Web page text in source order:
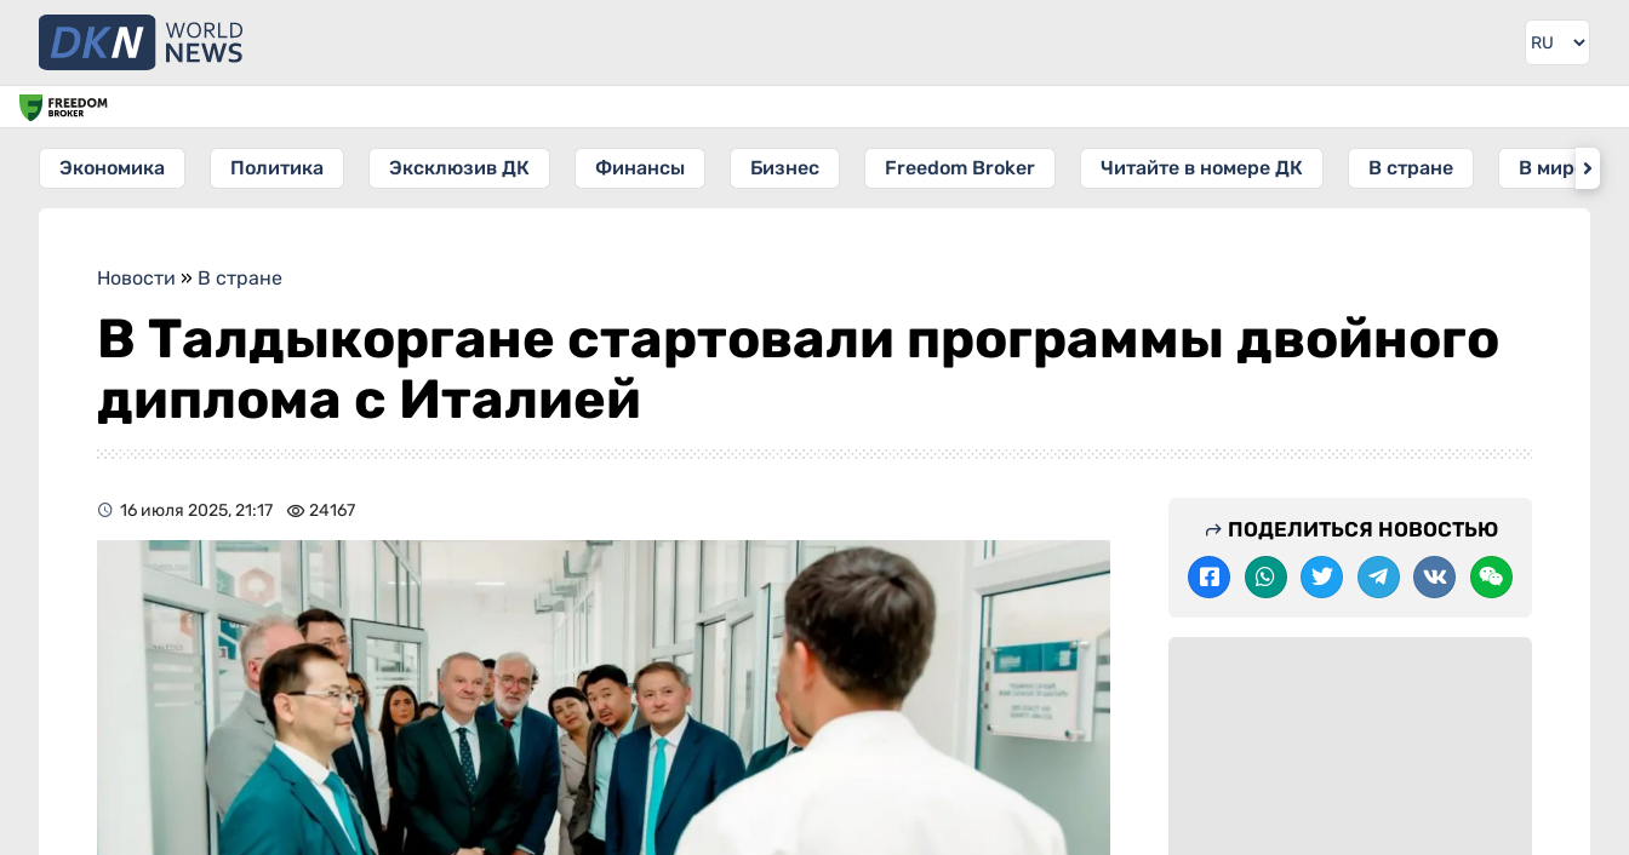
Экономика Политика Эксклюзив ДК Финансы Бизнес Freedom Broker Читайте в номере ДК В стране В мире
Новости » В стране
В Талдыкоргане стартовали программы двойного
диплома с Италией
16 июля 2025, 21:17 24167
ПОДЕЛИТЬСЯ НОВОСТЬЮ